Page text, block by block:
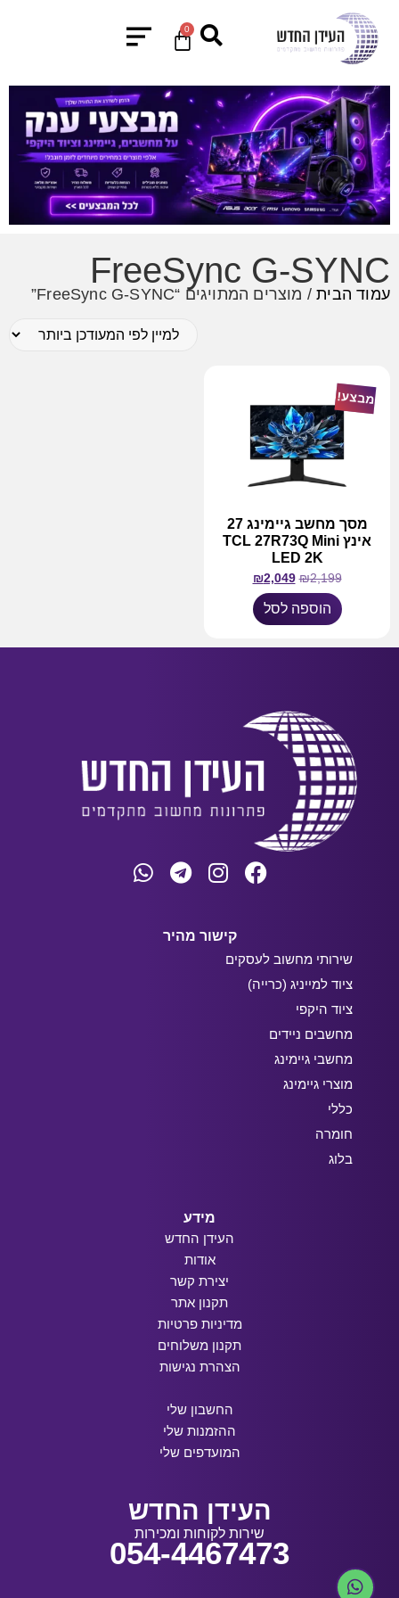
0
FreeSync G-SYNC
עמוד הבית/ מוצרים המתויגים “FreeSync G-SYNC”
מבצע!
מסך מחשב גיימינג 27
אינץ TCL 27R73Q Mini
LED 2K
₪2,199
₪2,049
הוספה לסל
קישור מהיר
שירותי מחשוב לעסקים
ציוד למייניג (כרייה)
ציוד היקפי
מחשבים ניידים
מחשבי גיימינג
מוצרי גיימינג
כללי
חומרה
בלוג
מידע
העידן החדש
אודות
יצירת קשר
תקנון אתר
מדיניות פרטיות
תקנון משלוחים
הצהרת נגישות
החשבון שלי
ההזמנות שלי
המועדפים שלי
העידן החדש
שירות לקוחות ומכירות
054-4467473